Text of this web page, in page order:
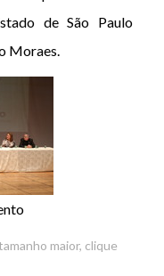
de São Paulo
Moraes.
maior, clique